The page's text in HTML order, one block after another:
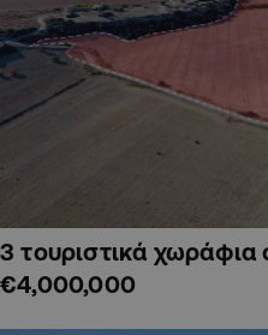
3 τουριστικά χωράφια
€4,000,000